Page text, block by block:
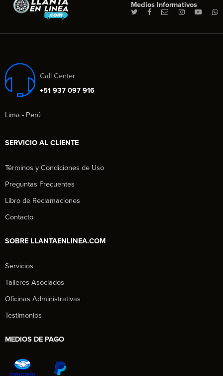
Medios Informativos
Call Center
+51 937 097 916
Lima - Perú
SERVICIO AL CLIENTE
Términos y Condiciones de Uso
Preguntas Frecuentes
Libro de Reclamaciones
Contacto
SOBRE LLANTAENLINEA.COM
Servicios
Talleres Asociados
Oficinas Administrativas
Testimonios
MEDIOS DE PAGO